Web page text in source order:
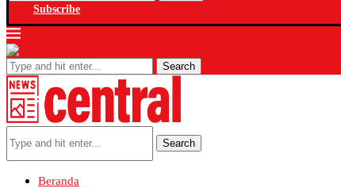
Subscribe
Search
Search
Beranda